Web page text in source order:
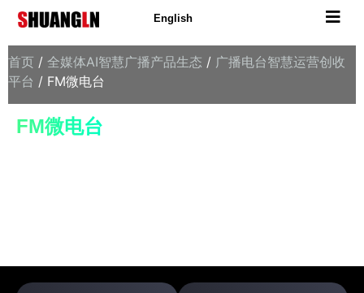
English
首页 / 全媒体AI智慧广播产品生态 / 广播电台智慧运营创收
平台 / FM微电台
FM微电台